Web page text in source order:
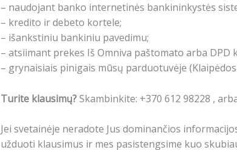
– naudojant banko internetinės bankininkystės
– kredito ir debeto kortele;
– išankstiniu bankiniu pavedimu;
– atsiimant prekes Iš Omniva paštomato arba DPD
– grynaisiais pinigais mūsų parduotuvėje (Klaipėdos
Turite klausimų?Skambinkite: +370 612 98228 ,
Jei svetainėje neradote Jus dominančios
užduoti klausimus ir mes pasistengsime kuo